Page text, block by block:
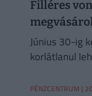
Filléres
Június 30-ig
korlátlanul
PÉNZCENTRUM |